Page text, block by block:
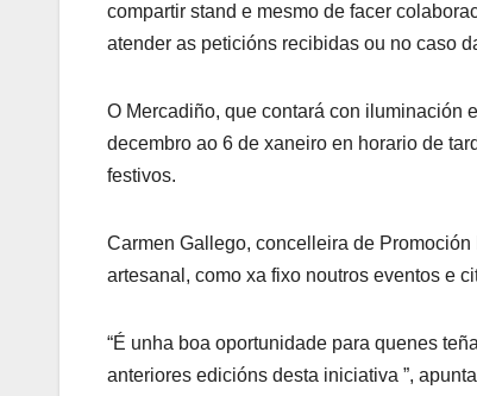
compartir stand e mesmo de facer
atender as peticións recibidas ou no caso
O Mercadiño, que contará con iluminación
decembro ao 6 de xaneiro en horario de
festivos.
Carmen Gallego, concelleira de
artesanal, como xa fixo noutros eventos e
“É unha boa oportunidade para quenes
anteriores edicións desta iniciativa ”,